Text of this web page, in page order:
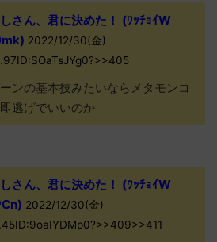
さん、君に決めた！ (ﾜｯﾁｮｲW
2022/12/30(金)
ンの基本技みたいならメタモンコ
逃げでいいのか
さん、君に決めた！ (ﾜｯﾁｮｲW
2022/12/30(金)